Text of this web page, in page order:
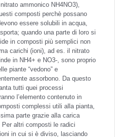
ammonico NH4NO3),
composti perchè possano
essere solubili in acqua,
quando una parte di loro si
in composti più semplici non
carichi (ioni), ad es. il nitrato
in NH4+ e NO3-, sono proprio
piante “vedono” e
assorbono. Da questo
tutti quei processi
l’elemento contenuto in
complessi utili alla pianta,
parte grazie alla carica
altri composti le radici
in cui si è diviso, lasciando